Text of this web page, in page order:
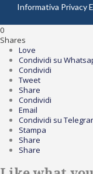
Informativa Privacy
0
Shares
Love
Condividi su
Condividi
Tweet
Share
Condividi
Email
Condividi su
Stampa
Share
Share